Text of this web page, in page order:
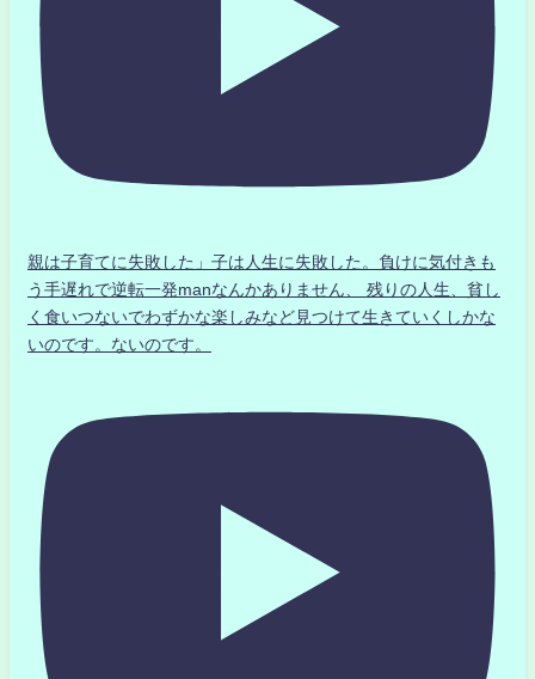
親は子育てに失敗した」子は人生に失敗した。負けに気付きも
う手遅れで逆転一発manなんかありません、 残りの人生、貧し
く食いつないでわずかな楽しみなど見つけて生きていくしかな
いのです。ないのです。